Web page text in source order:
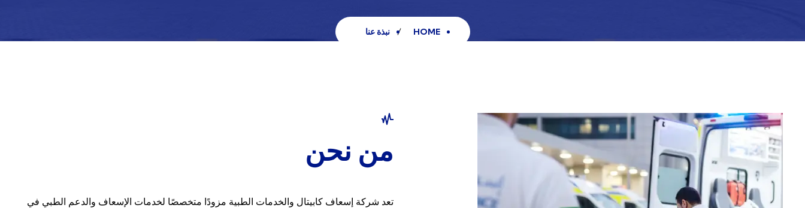
HOME نبذة عنا
من نحن
تعد شركة إسعاف كابيتال والخدمات الطبية مزودًا متخصصًا لخدمات الإسعاف والدعم الطبي في